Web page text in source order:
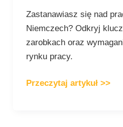
Zastanawiasz się nad
Niemczech? Odkryj
zarobkach oraz
rynku pracy.
Przeczytaj artykuł >>